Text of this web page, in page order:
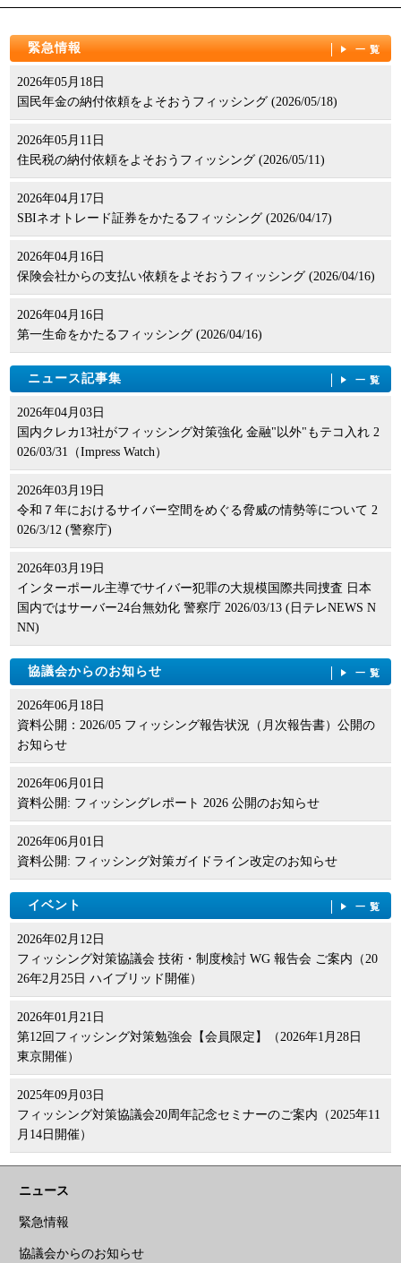
緊急情報 一覧
2026年05月18日
国民年金の納付依頼をよそおうフィッシング (2026/05/18)
2026年05月11日
住民税の納付依頼をよそおうフィッシング (2026/05/11)
2026年04月17日
SBIネオトレード証券をかたるフィッシング (2026/04/17)
2026年04月16日
保険会社からの支払い依頼をよそおうフィッシング (2026/04/16)
2026年04月16日
第一生命をかたるフィッシング (2026/04/16)
ニュース記事集 一覧
2026年04月03日
国内クレカ13社がフィッシング対策強化 金融"以外"もテコ入れ 2
026/03/31（Impress Watch）
2026年03月19日
令和７年におけるサイバー空間をめぐる脅威の情勢等について 2
026/3/12 (警察庁)
2026年03月19日
インターポール主導でサイバー犯罪の大規模国際共同捜査 日本
国内ではサーバー24台無効化 警察庁 2026/03/13 (日テレNEWS N
NN)
協議会からのお知らせ 一覧
2026年06月18日
資料公開：2026/05 フィッシング報告状況（月次報告書）公開の
お知らせ
2026年06月01日
資料公開: フィッシングレポート 2026 公開のお知らせ
2026年06月01日
資料公開: フィッシング対策ガイドライン改定のお知らせ
イベント 一覧
2026年02月12日
フィッシング対策協議会 技術・制度検討 WG 報告会 ご案内（20
26年2月25日 ハイブリッド開催）
2026年01月21日
第12回フィッシング対策勉強会【会員限定】（2026年1月28日
東京開催）
2025年09月03日
フィッシング対策協議会20周年記念セミナーのご案内（2025年11
月14日開催）
ニュース
緊急情報
協議会からのお知らせ